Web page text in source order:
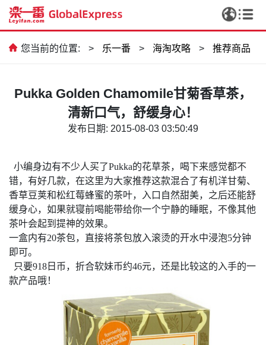
您当前的位置: > 乐一番 > 海淘攻略 > 推荐商品
Pukka Golden Chamomile甘菊香草茶，
清新口气，舒缓身心！
发布日期: 2015-08-03 03:50:49
小编身边有不少人买了Pukka的花草茶，喝下来感觉都不
错，有好几款，在这里为大家推荐这款混合了有机洋甘菊、
香草豆荚和松红莓蜂蜜的茶叶，入口自然甜美，之后还能舒
缓身心，如果就寝前喝能带给你一个宁静的睡眠，不像其他
茶叶会起到提神的效果。
一盒内有20茶包，直接将茶包放入滚烫的开水中浸泡5分钟
即可。
只要918 日币，折合软妹币约46元，还是比较这的入手的一
款产品哦！